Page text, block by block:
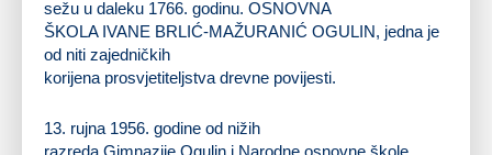
sežu u daleku 1766. godinu. OSNOVNA
ŠKOLA IVANE BRLIĆ-MAŽURANIĆ OGULIN, jedna je
od niti zajedničkih
korijena prosvjetiteljstva drevne povijesti.
13. rujna 1956. godine od nižih
razreda Gimnazije Ogulin i Narodne osnovne škole